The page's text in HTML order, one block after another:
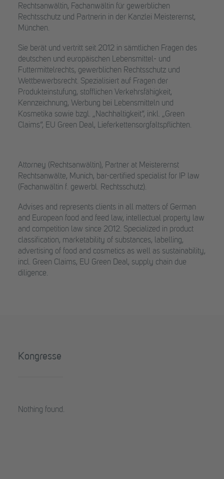
Rechtsanwältin, Fachanwältin für gewerb­lichen
Rechtsschutz und Partnerin in der Kanzlei Meister­ernst,
München.
Sie berät und vertritt seit 2012 in sämtlichen Fragen des
deutschen und europäischen Lebensmittel- und
Futtermittelrechts, gewerblichen Rechtsschutz und
Wettbewerbsrecht. Spezialisiert auf Fragen der
Produkteinstufung, stofflichen Verkehrsfähigkeit,
Kennzeichnung, Werbung bei Lebensmitteln und
Kosmetika sowie bzgl. „Nachhaltigkeit“, inkl. „Green
Claims“, EU Green Deal, Lieferkettensorgfaltspflichten.
Attorney (Rechtsanwältin), Partner at Meisterernst
Rechtsanwälte, Munich, bar-certified specialist for IP law
(Fachanwältin f. gewerbl. Rechtsschutz).
Advises and represents clients in all matters of German
and European food and feed law, intellectual property law
and competition law since 2012. Specialized in product
classification, marketability of substances, labelling,
advertising of food and cosmetics as well as sustainability,
incl. Green Claims, EU Green Deal, supply chain due
diligence.
Kongresse
Nothing found.